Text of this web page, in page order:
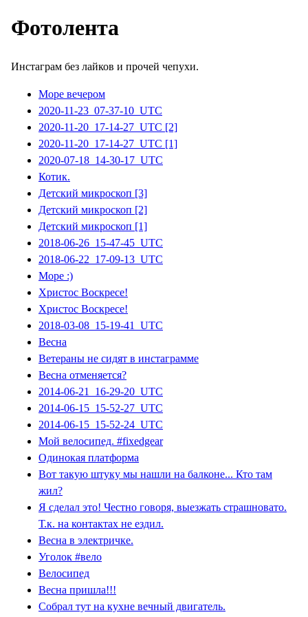
Фотолента
Инстаграм без лайков и прочей чепухи.
Море вечером
2020-11-23_07-37-10_UTC
2020-11-20_17-14-27_UTC [2]
2020-11-20_17-14-27_UTC [1]
2020-07-18_14-30-17_UTC
Котик.
Детский микроскоп [3]
Детский микроскоп [2]
Детский микроскоп [1]
2018-06-26_15-47-45_UTC
2018-06-22_17-09-13_UTC
Море :)
Христос Воскресе!
Христос Воскресе!
2018-03-08_15-19-41_UTC
Весна
Ветераны не сидят в инстаграмме
Весна отменяется?
2014-06-21_16-29-20_UTC
2014-06-15_15-52-27_UTC
2014-06-15_15-52-24_UTC
Мой велосипед. #fixedgear
Одинокая платформа
Вот такую штуку мы нашли на балконе... Кто там
жил?
Я сделал это! Честно говоря, выезжать страшновато.
Т.к. на контактах не ездил.
Весна в электричке.
Уголок #вело
Велосипед
Весна пришла!!!
Собрал тут на кухне вечный двигатель.